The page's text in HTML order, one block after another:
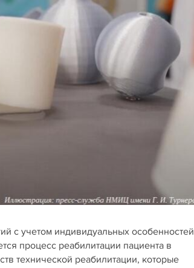
с учетом индивидуальных особенностей
процесс реабилитации пациента в
технической реабилитации, которые